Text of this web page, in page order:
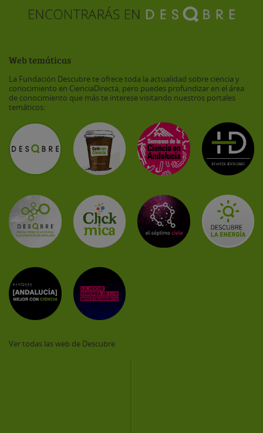
Web temáticas
La Fundación Descubre te ofrece toda la actualidad sobre ciencia y
conocimiento en CienciaDirecta, pero puedes profundizar en el área
de conocimiento que más te interese visitando nuestros portales
temáticos:
Ver todas las web de Descubre